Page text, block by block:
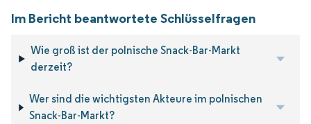
Im Bericht beantwortete Schlüsselfragen
Wie groß ist der polnische Snack-Bar-Markt
derzeit?
Wer sind die wichtigsten Akteure im polnischen
Snack-Bar-Markt?